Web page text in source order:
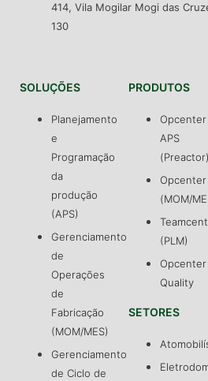
414, Vila Mogilar Mogi das
130
SOLUÇÕES
Planejamento
e
Programação
da
produção
(APS)
Gerenciamento
de
Operações
de
Fabricação
(MOM/MES)
Gerenciamento
de Ciclo de
PRODUTOS
Opcenter
APS
(Preactor)
Opcenter
(MOM/
(PLM)
Opcenter
Quality
SETORES